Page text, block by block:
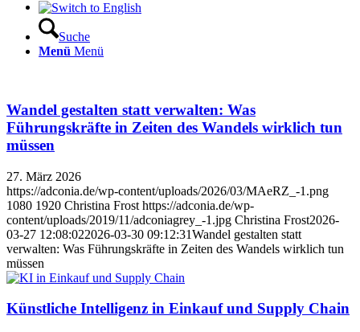
Suche
Menü Menü
Wandel gestalten statt verwalten: Was
Führungskräfte in Zeiten des Wandels wirklich tun
müssen
27. März 2026
https://adconia.de/wp-content/uploads/2026/03/MAeRZ_-1.png
1080 1920 Christina Frost https://adconia.de/wp-
content/uploads/2019/11/adconiagrey_-1.jpg Christina Frost2026-
03-27 12:08:022026-03-30 09:12:31Wandel gestalten statt
verwalten: Was Führungskräfte in Zeiten des Wandels wirklich tun
müssen
Künstliche Intelligenz in Einkauf und Supply Chain